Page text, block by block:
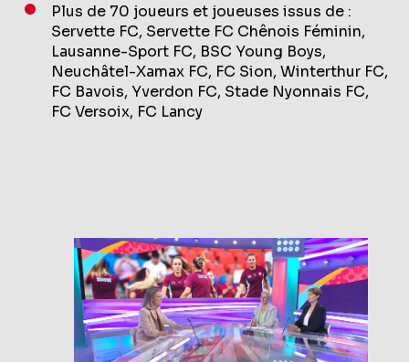
Plus de 70 joueurs et joueuses issus de :
Servette FC, Servette FC Chênois Féminin,
Lausanne-Sport FC, BSC Young Boys,
Neuchâtel-Xamax FC, FC Sion, Winterthur FC,
FC Bavois, Yverdon FC, Stade Nyonnais FC,
FC Versoix, FC Lancy